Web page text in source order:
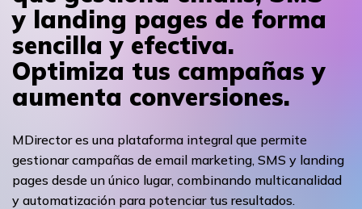
y landing pages de forma
sencilla y efectiva.
Optimiza tus campañas y
aumenta conversiones.
MDirector es una plataforma integral que permite
gestionar campañas de email marketing, SMS y landing
pages desde un único lugar, combinando multicanalidad
y automatización para potenciar tus resultados.